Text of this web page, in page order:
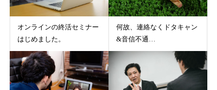
オンラインの終活セミナー
はじめました。
何故、連絡なくドタキャン
&音信不通…